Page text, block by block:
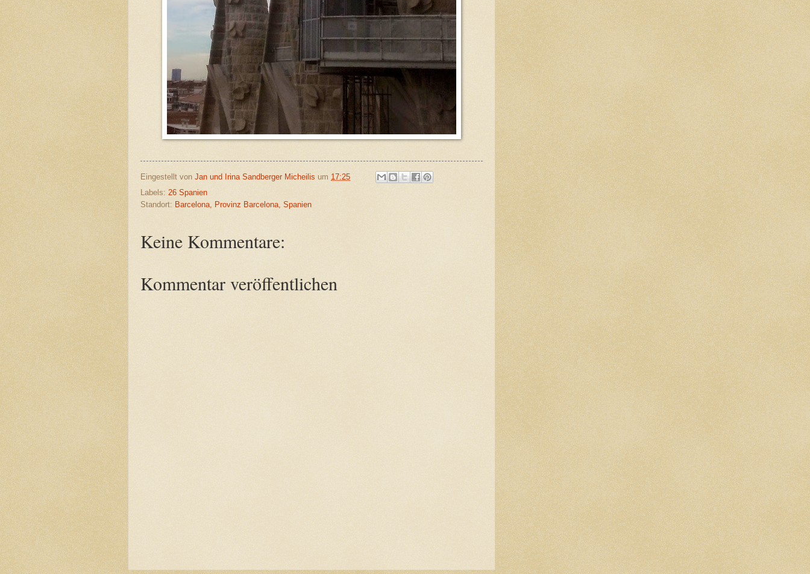
Eingestellt von Jan und Irina Sandberger Micheilis um 17:25
Labels: 26 Spanien
Standort: Barcelona, Provinz Barcelona, Spanien
Keine Kommentare:
Kommentar veröffentlichen